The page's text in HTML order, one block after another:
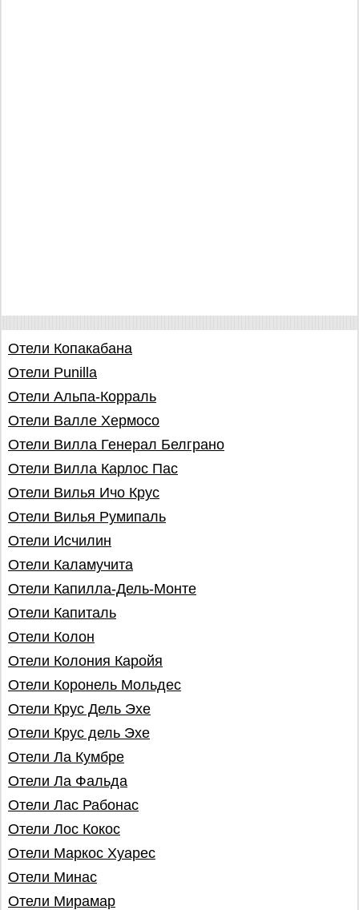
Отели Копакабана
Отели Punilla
Отели Альпа-Корраль
Отели Валле Хермосо
Отели Вилла Генерал Белграно
Отели Вилла Карлос Пас
Отели Вилья Ичо Крус
Отели Вилья Румипаль
Отели Исчилин
Отели Каламучита
Отели Капилла-Дель-Монте
Отели Капиталь
Отели Колон
Отели Колония Каройя
Отели Коронель Мольдес
Отели Крус Дель Эхе
Отели Крус дель Эхе
Отели Ла Кумбре
Отели Ла Фальда
Отели Лас Рабонас
Отели Лос Кокос
Отели Маркос Хуарес
Отели Минас
Отели Мирамар